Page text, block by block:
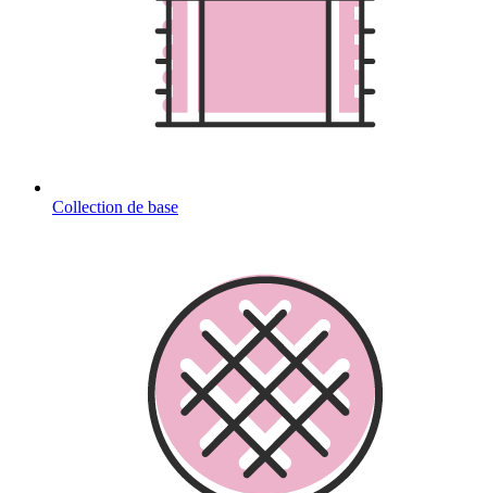
Collection de base